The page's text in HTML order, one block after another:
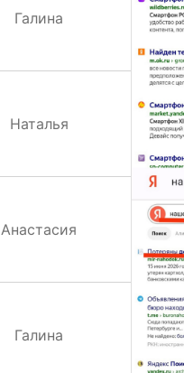
Галина
Наталья
Анастасия
Галина